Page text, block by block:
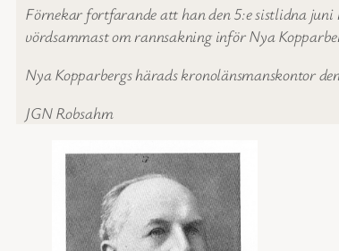
Förnekar fortfarande att han den 5:e sistlidna juni
vördsammast om rannsakning inför Nya
Nya Kopparbergs härads kronolänsmanskontor
JGN Robsahm